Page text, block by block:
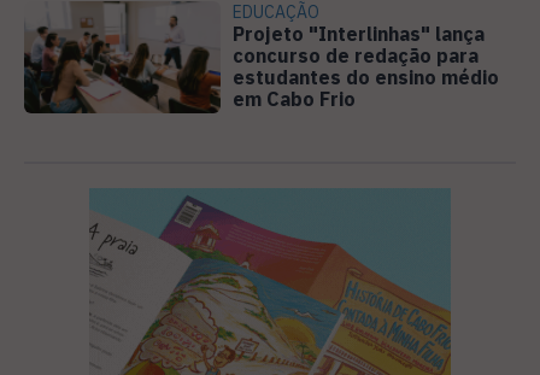
EDUCAÇÃO
Projeto "Interlinhas" lança
concurso de redação para
estudantes do ensino médio
em Cabo Frio